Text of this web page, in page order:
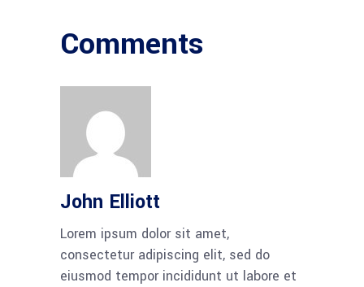
Comments
John Elliott
Lorem ipsum dolor sit amet,
consectetur adipiscing elit, sed do
eiusmod tempor incididunt ut labore et